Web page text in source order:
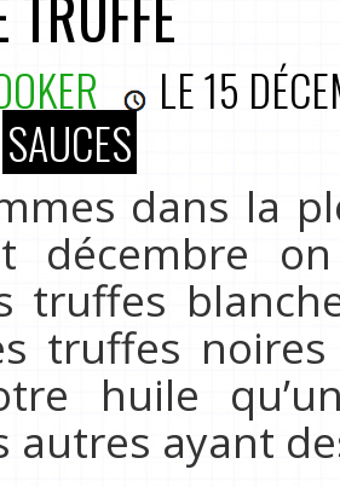
LE15
SAUCES
dans la
décembre
truffes
truffes noires
huile
autres ayant